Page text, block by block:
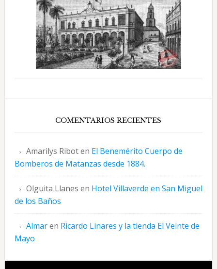
COMENTARIOS RECIENTES
Amarilys Riboten El Benemérito Cuerpo de
Bomberos de Matanzas desde 1884.
Olguita Llanes en Hotel Villaverde en San Miguel
de los Baños
Almaren Ricardo Linares y la tienda El Veinte de
Mayo